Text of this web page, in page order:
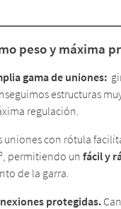
peso y máxima
gama de uniones:
estructuras
regulación.
uniones con rótula
permitiendo un fácil y
de la garra.
protegidas.